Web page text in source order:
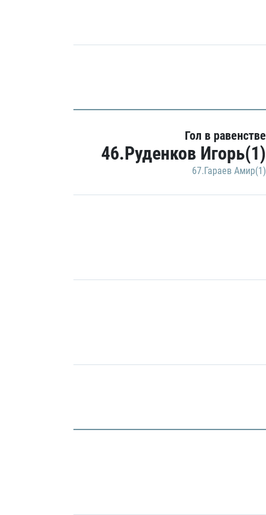
Гол в равенстве
46.Руденков Игорь(1)
67.Гараев Амир(1)